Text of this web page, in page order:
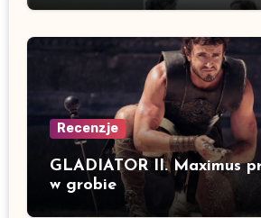
Recenzje
GLADIATOR II. Maximus
w grobie